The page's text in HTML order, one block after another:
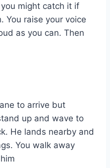
might catch it if
You raise your voice
as you can. Then
to arrive but
up and wave to
He lands nearby and
You walk away